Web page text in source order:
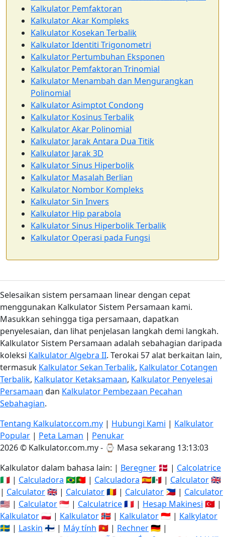
Kalkulator Pemfaktoran
Kalkulator Akar Kompleks
Kalkulator Kosekan Terbalik
Kalkulator Identiti Trigonometri
Kalkulator Pertumbuhan Eksponen
Kalkulator Pemfaktoran Trinomial
Kalkulator Menambah dan Mengurangkan
Polinomial
Kalkulator Asimptot Condong
Kalkulator Kosinus Terbalik
Kalkulator Akar Polinomial
Kalkulator Jarak Antara Dua Titik
Kalkulator Jarak 3D
Kalkulator Sinus Hiperbolik
Kalkulator Masalah Berlian
Kalkulator Nombor Kompleks
Kalkulator Sin Invers
Kalkulator Hip parabola
Kalkulator Sinus Hiperbolik Terbalik
Kalkulator Operasi pada Fungsi
Selesaikan sistem persamaan linear dengan cepat
menggunakan Kalkulator Sistem Persamaan kami.
Masukkan sehingga tiga persamaan, dapatkan
penyelesaian, dan lihat penjelasan langkah demi langkah.
Kalkulator Sistem Persamaan adalah sebahagian daripada
koleksi Kalkulator Algebra II. Terokai 57 alat berkaitan lain,
termasuk Kalkulator Sekan Terbalik, Kalkulator Cotangen
Terbalik, Kalkulator Ketaksamaan, Kalkulator Penyelesai
Persamaan dan Kalkulator Pembezaan Pecahan
Sebahagian.
Tentang Kalkulator.com.my | Hubungi Kami | Kalkulator
Popular | Peta Laman | Penukar
2026 © Kalkulator.com.my - ⌚ Masa sekarang 13:13:04
Kalkulator dalam bahasa lain: | Beregner 🇩🇰 | Calcolatrice
🇮🇹 | Calculadora 🇧🇷🇵🇹 | Calculadora 🇪🇸🇲🇽 | Calculator🇬🇧
| Calculator🇬🇧 | Calculator🇷🇴 | Calculator 🇵🇭 | Calculator
🇺🇸 | Calculator🇸🇬 | Calculatrice🇫🇷 | Hesap Makinesi 🇹🇷 |
Kalkulator🇵🇱 | Kalkulator🇳🇴 | Kalkulator🇮🇩 | Kalkylator
🇸🇪 | Laskin 🇫🇮 | Máy tính 🇻🇳 | Rechner🇩🇪 |